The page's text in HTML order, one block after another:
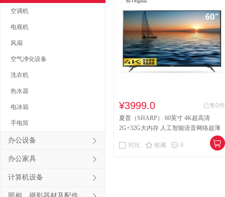
台式计算机（含一体机台式
金属骨架为主的椅凳类
其他床类 竹制、藤制等
木制台、桌类 钢塑台、
音视频矩阵 视频会议会
电冰箱 风扇 服务器
喷墨打印机 针式打印机
空调机
电视机
风扇
空气净化设备
洗衣机
热水器
电冰箱
手电筒
办公设备
办公家具
计算机设备
¥3999.0
已售0件
夏普（SHARP） 60英寸 4K超高清
2G+32G大内存 人工智能语音网络超薄
对比
收藏 0